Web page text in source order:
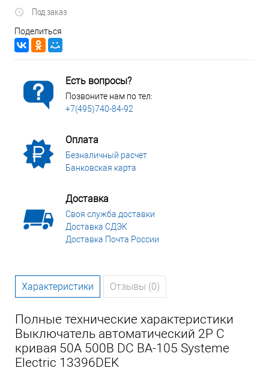
Под заказ
Поделиться
Есть вопросы?
Позвоните нам по тел:
+7(495)740-84-92
Оплата
Безналичный расчет
Банковская карта
Доставка
Своя служба доставки
Доставка СДЭК
Доставка Почта России
Характеристики Отзывы (0)
Полные технические характеристики
Выключатель автоматический 2P C
кривая 50A 500В DC ВА-105 Systeme
Electric 13396DEK